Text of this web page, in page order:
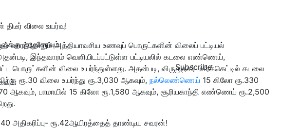
குழுசேரவும்
Subscribe
விலை உயர்வு!
வாரந்தோறும் அத்தியாவசிய உணவுப் பொருட்களின் விலைப் பட்டியல்
அதன்படி, இந்தவாரம் வெளியிடப்பட்டுள்ள பட்டியலில் கடலை எண்ணெய்,
விலை உயர்ந்துள்ளது. அதன்படி, விருதுநகர் மார்க்கெட்டில் கடலை
ரூ.30 விலை உயர்ந்து ரூ.3,030 ஆகவும், நல்லெண்ணெய் 15 கிலோ ரூ.330
ஆகவும், பாமாயில் 15 கிலோ ரூ.1,580 ஆகவும், சூரியகாந்தி எண்ணெய் ரூ.2,500
அதிகரிப்பு- ரூ.42ஆயிரத்தைத் தாண்டிய சவரன்!